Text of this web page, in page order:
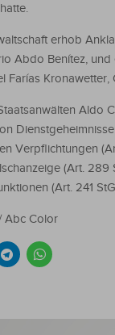
erhob
Abdo Benítez,
Farías
Aldo
Verpflichtungen
(Art.
(Art. 241
Abc Color